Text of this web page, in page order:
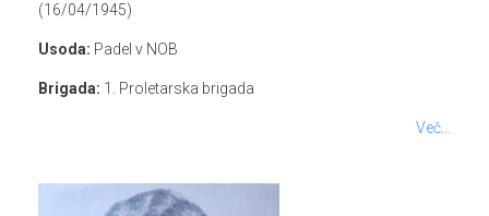
(16/04/1945)
Usoda: Padel v NOB
Brigada: 1. Proletarska brigada
Več...